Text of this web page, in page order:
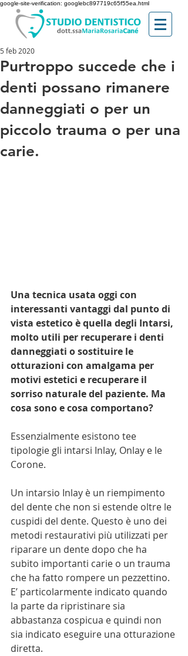
google-site-verification: googlebc897719c65f55ea.html
Purtroppo succede che i
denti possano rimanere
danneggiati o per un
piccolo trauma o per una
carie.
5 feb 2020
Una tecnica usata oggi con
interessanti vantaggi dal punto di
vista estetico è quella degli Intarsi,
molto utili per recuperare i denti
danneggiati o sostituire le
otturazioni con amalgama per
motivi estetici e recuperare il
sorriso naturale del paziente. Ma
cosa sono e cosa comportano?
Essenzialmente esistono tee
tipologie gli intarsi Inlay, Onlay e le
Corone.
Un intarsio Inlay è un riempimento
del dente che non si estende oltre le
cuspidi del dente. Questo è uno dei
metodi restaurativi più utilizzati per
riparare un dente dopo che ha
subito importanti carie o un trauma
che ha fatto rompere un pezzettino.
E’ particolarmente indicato quando
la parte da ripristinare sia
abbastanza cospicua e quindi non
sia indicato eseguire una otturazione
diretta.